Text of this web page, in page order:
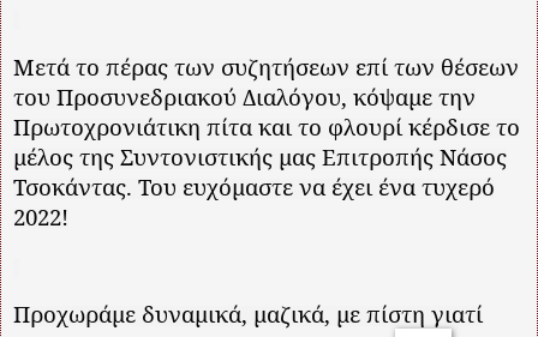
Μετά το πέρας των συζητήσεων επί των θέσεων
του Προσυνεδριακού Διαλόγου, κόψαμε την
Πρωτοχρονιάτικη πίτα και το φλουρί κέρδισε το
μέλος της Συντονιστικής μας Επιτροπής Νάσος
Τσοκάντας. Του ευχόμαστε να έχει ένα τυχερό
2022!
Προχωράμε δυναμικά, μαζικά, με πίστη γιατί